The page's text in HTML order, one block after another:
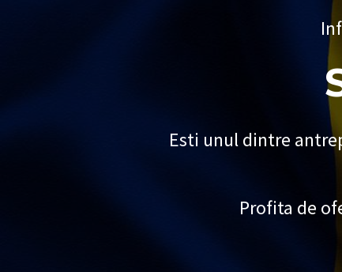
Esti unul dintre
Profita de